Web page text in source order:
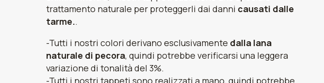
trattamento naturale per proteggerli dai danni causati dalle
tarme..
-Tutti i nostri colori derivano esclusivamente dalla lana
naturale di pecora, quindi potrebbe verificarsi una leggera
variazione di tonalità del 3%.